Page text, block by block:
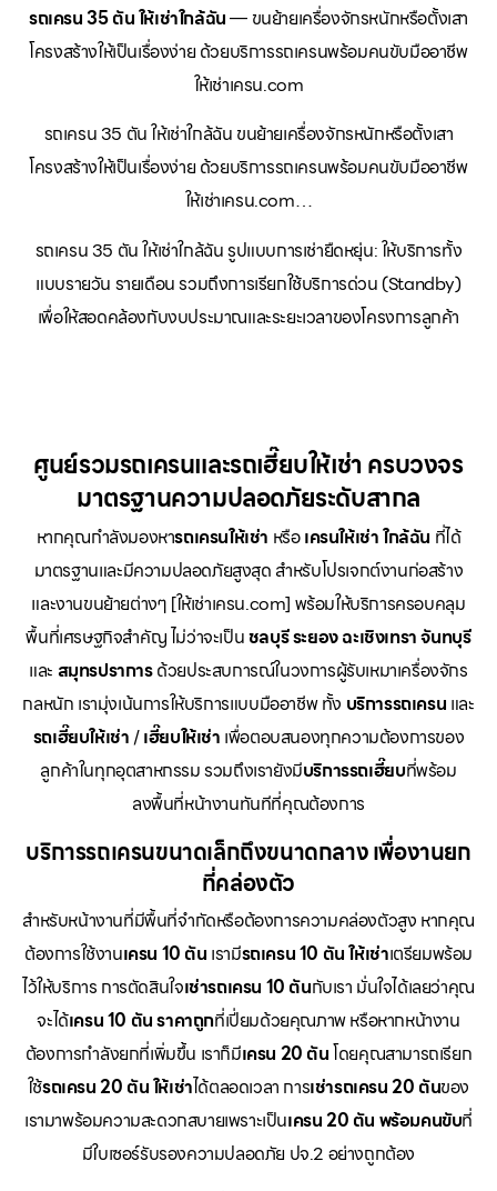
รถเครน 35 ตัน ให้เช่าใกล้ฉัน— ขนย้ายเครื่องจักรหนักหรือตั้งเสา
โครงสร้างให้เป็นเรื่องง่าย ด้วยบริการรถเครนพร้อมคนขับมืออาชีพ
ให้เช่าเครน.com
รถเครน 35 ตัน ให้เช่าใกล้ฉัน ขนย้ายเครื่องจักรหนักหรือตั้งเสา
โครงสร้างให้เป็นเรื่องง่าย ด้วยบริการรถเครนพร้อมคนขับมืออาชีพ
ให้เช่าเครน.com…
รถเครน 35 ตัน ให้เช่าใกล้ฉัน รูปแบบการเช่ายืดหยุ่น: ให้บริการทั้ง
แบบรายวัน รายเดือน รวมถึงการเรียกใช้บริการด่วน (Standby)
เพื่อให้สอดคล้องกับงบประมาณและระยะเวลาของโครงการลูกค้า
ศูนย์รวมรถเครนและรถเฮี๊ยบให้เช่า ครบวงจร
มาตรฐานความปลอดภัยระดับสากล
หากคุณกำลังมองหารถเครนให้เช่า หรือเครนให้เช่าใกล้ฉัน ที่ได้
มาตรฐานและมีความปลอดภัยสูงสุด สำหรับโปรเจกต์งานก่อสร้าง
และงานขนย้ายต่างๆ [ให้เช่าเครน.com] พร้อมให้บริการครอบคลุม
พื้นที่เศรษฐกิจสำคัญ ไม่ว่าจะเป็นชลบุรี ระยอง ฉะเชิงเทรา จันทบุรี
และ สมุทรปราการด้วยประสบการณ์ในวงการผู้รับเหมาเครื่องจักร
กลหนัก เรามุ่งเน้นการให้บริการแบบมืออาชีพ ทั้ง บริการรถเครน และ
รถเฮี๊ยบให้เช่า/เฮี๊ยบให้เช่า เพื่อตอบสนองทุกความต้องการของ
ลูกค้าในทุกอุตสาหกรรม รวมถึงเรายังมีบริการรถเฮี๊ยบที่พร้อม
ลงพื้นที่หน้างานทันทีที่คุณต้องการ
บริการรถเครนขนาดเล็กถึงขนาดกลาง เพื่องานยก
ที่คล่องตัว
สำหรับหน้างานที่มีพื้นที่จำกัดหรือต้องการความคล่องตัวสูง หากคุณ
ต้องการใช้งานเครน 10 ตัน เรามีรถเครน 10 ตัน ให้เช่าเตรียมพร้อม
ไว้ให้บริการ การตัดสินใจเช่ารถเครน 10 ตันกับเรา มั่นใจได้เลยว่าคุณ
จะได้เครน 10 ตัน ราคาถูกที่เปี่ยมด้วยคุณภาพ หรือหากหน้างาน
ต้องการกำลังยกที่เพิ่มขึ้น เราก็มีเครน 20 ตันโดยคุณสามารถเรียก
ใช้รถเครน 20 ตัน ให้เช่าได้ตลอดเวลา การเช่ารถเครน 20 ตันของ
เรามาพร้อมความสะดวกสบายเพราะเป็นเครน 20 ตัน พร้อมคนขับที่
มีใบเซอร์รับรองความปลอดภัย ปจ.2 อย่างถูกต้อง